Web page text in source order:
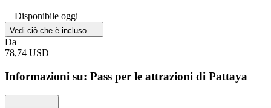
Disponibile oggi
Vedi ciò che è incluso
Da
78,74 USD
Informazioni su: Pass per le attrazioni di Pattaya